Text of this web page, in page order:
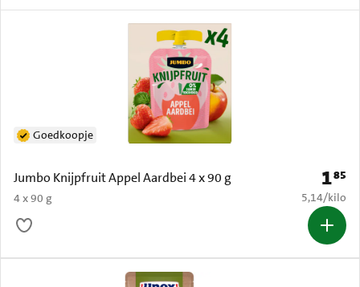
Jumbo Knijpfruit Appel Aardbei 4 x 90 g
4 x 90 g
Goedkoopje
Prijs:
185
€ 5,14 per
5,14/kilo